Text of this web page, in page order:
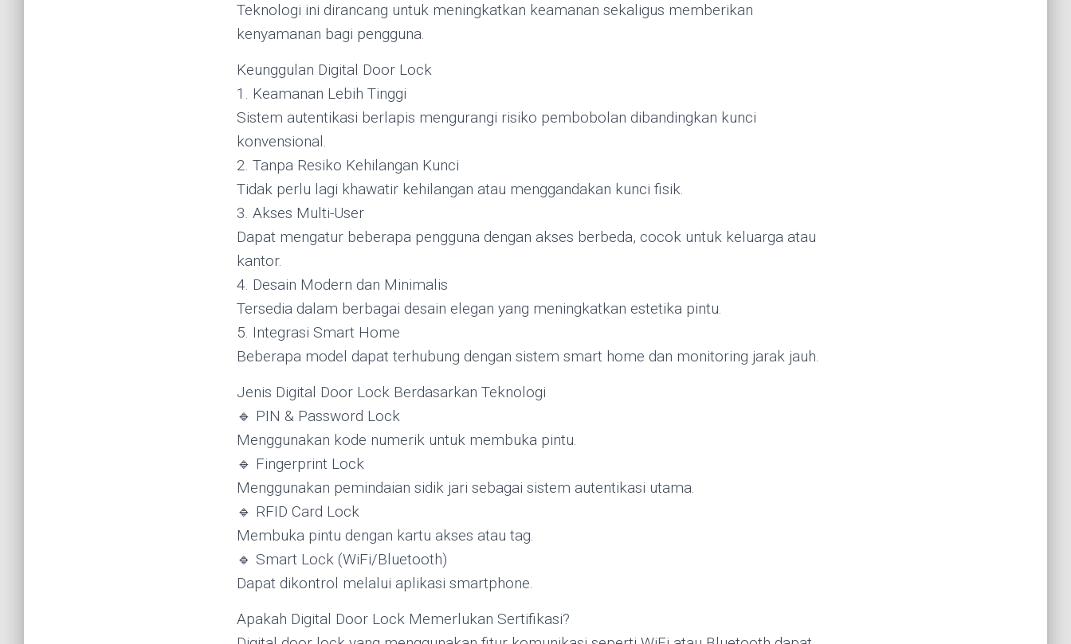
Teknologi ini dirancang untuk meningkatkan keamanan sekaligus memberikan
kenyamanan bagi pengguna.
Keunggulan Digital Door Lock
1. Keamanan Lebih Tinggi
Sistem autentikasi berlapis mengurangi risiko pembobolan dibandingkan kunci
konvensional.
2. Tanpa Resiko Kehilangan Kunci
Tidak perlu lagi khawatir kehilangan atau menggandakan kunci fisik.
3. Akses Multi-User
Dapat mengatur beberapa pengguna dengan akses berbeda, cocok untuk keluarga atau
kantor.
4. Desain Modern dan Minimalis
Tersedia dalam berbagai desain elegan yang meningkatkan estetika pintu.
5. Integrasi Smart Home
Beberapa model dapat terhubung dengan sistem smart home dan monitoring jarak jauh.
Jenis Digital Door Lock Berdasarkan Teknologi
🔹 PIN & Password Lock
Menggunakan kode numerik untuk membuka pintu.
🔹 Fingerprint Lock
Menggunakan pemindaian sidik jari sebagai sistem autentikasi utama.
🔹 RFID Card Lock
Membuka pintu dengan kartu akses atau tag.
🔹 Smart Lock (WiFi/Bluetooth)
Dapat dikontrol melalui aplikasi smartphone.
Apakah Digital Door Lock Memerlukan Sertifikasi?